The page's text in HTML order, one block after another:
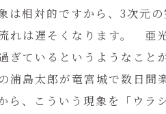
相対的ですから、3次元
れは遅そくなります。 亜
ているというようなこと
浦島太郎が竜宮城で数日
、こういう現象を「ウラ